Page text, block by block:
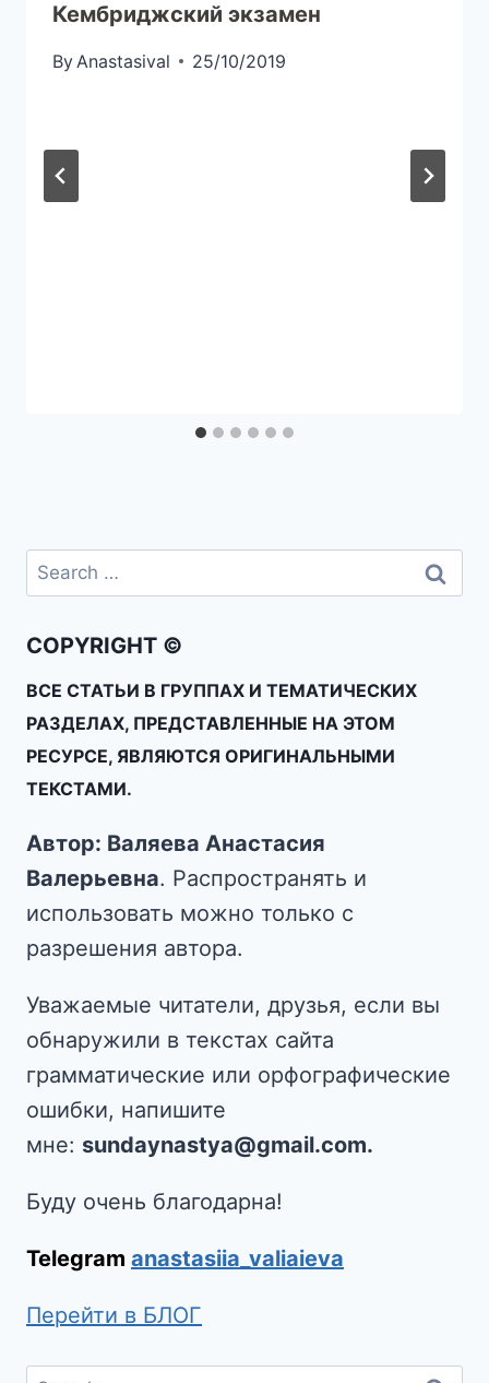
Кембриджский экзамен
By Anastasival 25/10/2019
COPYRIGHT ©
ВСЕ СТАТЬИ В ГРУППАХ И ТЕМАТИЧЕСКИХ
РАЗДЕЛАХ, ПРЕДСТАВЛЕННЫЕ НА ЭТОМ
РЕСУРСЕ, ЯВЛЯЮТСЯ ОРИГИНАЛЬНЫМИ
ТЕКСТАМИ.
Автор: Валяева Анастасия
Валерьевна. Распространять и
использовать можно только с
разрешения автора.
Уважаемые читатели, друзья, если вы
обнаружили в текстах сайта
грамматические или орфографические
ошибки, напишите
мне: sundaynastya@gmail.com.
Буду очень благодарна!
Telegram anastasiia_valiaieva
Перейти в БЛОГ